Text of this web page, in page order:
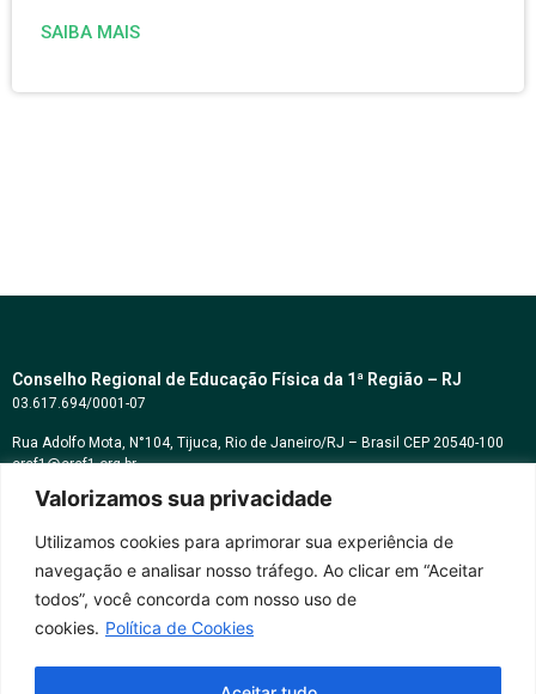
Valorizamos sua privacidade
Utilizamos cookies para aprimorar sua experiência de
navegação e analisar nosso tráfego. Ao clicar em “Aceitar
todos”, você concorda com nosso uso de
cookies. Política de Cookies
SAIBA MAIS
Conselho Regional de Educação Física da 1ª Região – RJ
03.617.694/0001-07
Rua Adolfo Mota, N°104, Tijuca, Rio de Janeiro/RJ – Brasil CEP 20540-100
cref1@cref1.org.br
Assessoria de comunicação:
Horários de atendimento:
Whatsapp: (21) 2569-2398